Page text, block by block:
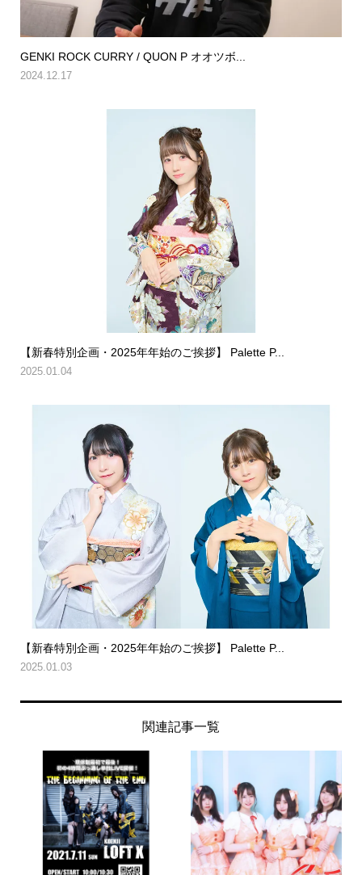
GENKI ROCK CURRY / QUON P オオツボ...
2024.12.17
【新春特別企画・2025年年始のご挨拶】 Palette P...
2025.01.04
【新春特別企画・2025年年始のご挨拶】 Palette P...
2025.01.03
関連記事一覧